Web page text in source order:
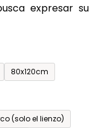
expresar su
80x120cm
(solo el lienzo)